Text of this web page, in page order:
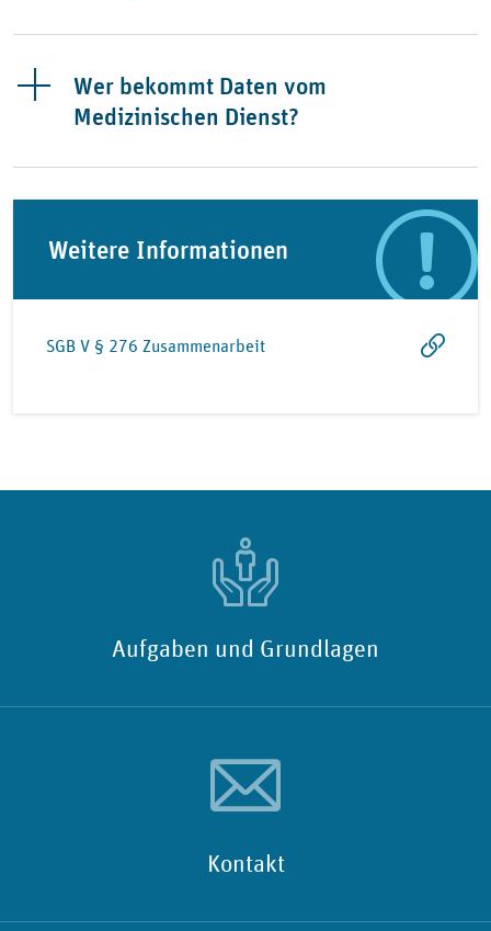
Wer bekommt Daten vom
Medizinischen Dienst?
Weitere Informationen
SGB V § 276 Zusammenarbeit
Aufgaben und Grundlagen
Kontakt